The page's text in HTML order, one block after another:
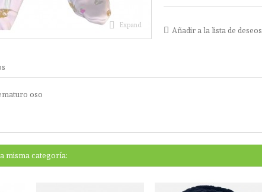
Expand
Añadir a la lista de deseos
oso
misma categoría: